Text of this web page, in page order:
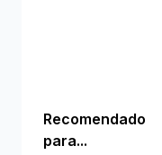
Recomendado
para...